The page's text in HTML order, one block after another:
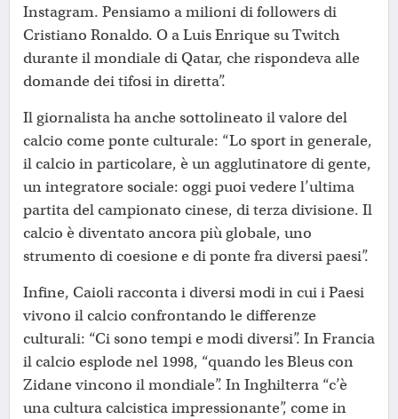
Instagram. Pensiamo a milioni di followers di
Cristiano Ronaldo. O a Luis Enrique su Twitch
durante il mondiale di Qatar, che rispondeva alle
domande dei tifosi in diretta”.
Il giornalista ha anche sottolineato il valore del
calcio come ponte culturale: “Lo sport in generale,
il calcio in particolare, è un agglutinatore di gente,
un integratore sociale: oggi puoi vedere l’ultima
partita del campionato cinese, di terza divisione. Il
calcio è diventato ancora più globale, uno
strumento di coesione e di ponte fra diversi paesi”.
Infine, Caioli racconta i diversi modi in cui i Paesi
vivono il calcio confrontando le differenze
culturali: “Ci sono tempi e modi diversi”. In Francia
il calcio esplode nel 1998, “quando les Bleus con
Zidane vincono il mondiale”. In Inghilterra “c’è
una cultura calcistica impressionante”, come in